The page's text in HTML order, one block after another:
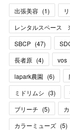
出張美容 (1)
レンタルスペース
SBCP (47)
長者原 (4) vos
lapark農園 (6)
ミドリムシ (3)
ブリーチ (5)
カラーミューズ (5)